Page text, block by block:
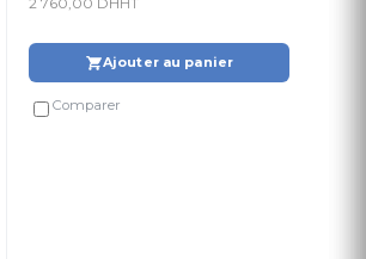
Ajouter au panier
Comparer